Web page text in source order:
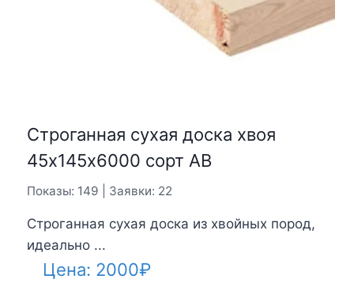
Строганная сухая доска хвоя
45х145х6000 сорт АВ
Показы: 149 | Заявки: 22
Строганная сухая доска из хвойных пород,
идеально ...
Цена: 2000₽